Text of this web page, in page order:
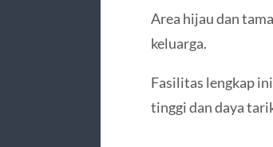
Area hijau dan
keluarga.
Fasilitas lengkap
tinggi dan daya